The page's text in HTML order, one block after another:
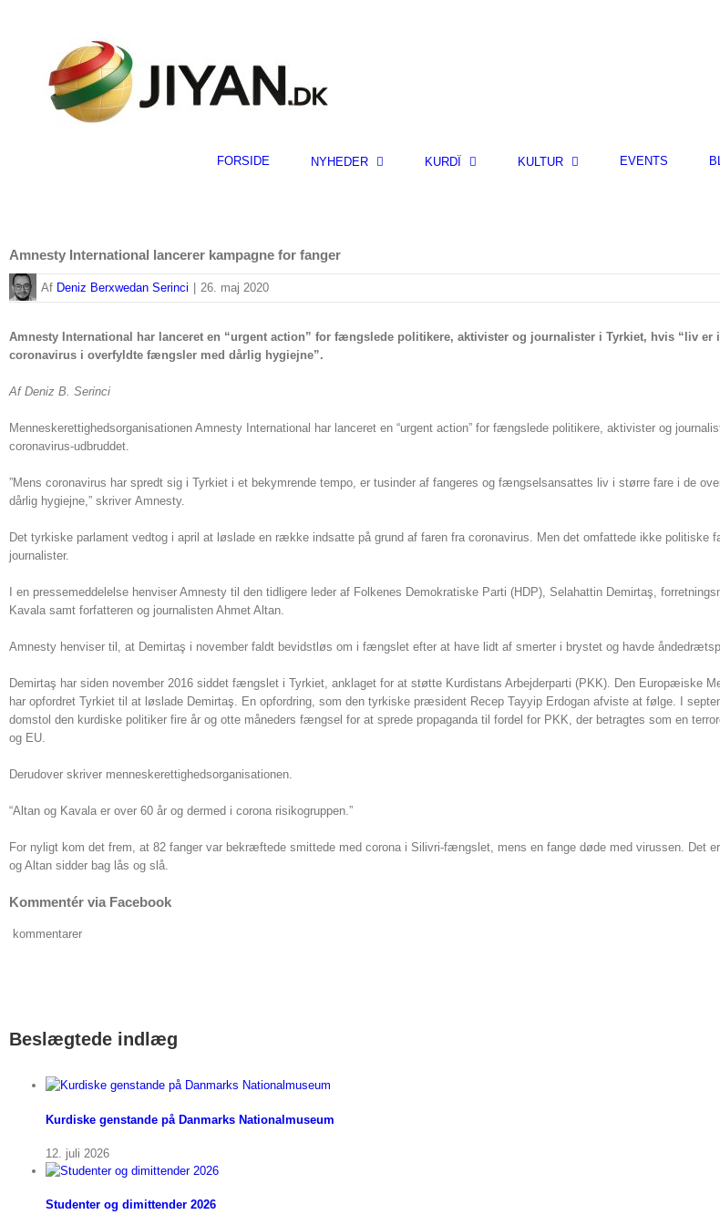
FORSIDE NYHEDER KURDÎ KULTUR EVENTS
Amnesty International lancerer kampagne for fanger
By Deniz Berxwedan Serinci 26. maj 2020
Amnesty International har lanceret en “urgent action” for fængslede politikere, aktivister og journalister i Tyrkiet, hvis “liv er
coronavirus i overfyldte fængsler med dårlig hygiejne”.
Af Deniz B. Serinci
Menneskerettighedsorganisationen Amnesty International har lanceret en “urgent action” for fængslede politikere, aktivister og
coronavirus-udbruddet.
”Mens coronavirus har spredt sig i Tyrkiet i et bekymrende tempo, er tusinder af fangeres og fængselsansattes liv i større fare i de
dårlig hygiejne,” skriver Amnesty.
Det tyrkiske parlament vedtog i april at løslade en række indsatte på grund af faren fra coronavirus. Men det omfattede ikke politiske
journalister.
I en pressemeddelelse henviser Amnesty til den tidligere leder af Folkenes Demokratiske Parti (HDP), Selahattin Demirtaş,
Kavala samt forfatteren og journalisten Ahmet Altan.
Amnesty henviser til, at Demirtaş i november faldt bevidstløs om i fængslet efter at have lidt af smerter i brystet og havde
Demirtaş har siden november 2016 siddet fængslet i Tyrkiet, anklaget for at støtte Kurdistans Arbejderparti (PKK). Den Europæiske
har opfordret Tyrkiet til at løslade Demirtaş. En opfordring, som den tyrkiske præsident Recep Tayyip Erdogan afviste at følge. I
domstol den kurdiske politiker fire år og otte måneders fængsel for at sprede propaganda til fordel for PKK, der betragtes som en
og EU.
Derudover skriver menneskerettighedsorganisationen.
“Altan og Kavala er over 60 år og dermed i corona risikogruppen.”
For nyligt kom det frem, at 82 fanger var bekræftede smittede med corona i Silivri-fængslet, mens en fange døde med virussen. Det
og Altan sidder bag lås og slå.
Kommentér via Facebook
kommentarer
Beslægtede indlæg
Kurdiske genstande på Danmarks Nationalmuseum
12. juli 2026
Studenter og dimittender 2026